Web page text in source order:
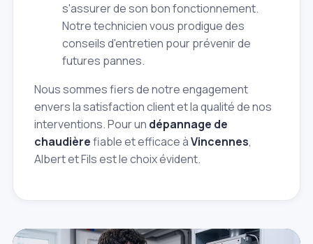
s'assurer de son bon fonctionnement.
Notre technicien vous prodigue des
conseils d'entretien pour prévenir de
futures pannes.
Nous sommes fiers de notre engagement
envers la satisfaction client et la qualité de nos
interventions. Pour un dépannage de
chaudièrefiable et efficace àVincennes,
Albert et Fils est le choix évident.